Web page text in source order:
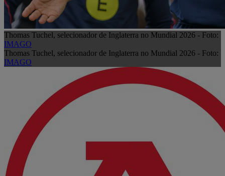
Thomas Tuchel, selecionador de Inglaterra no Mundial 2026 - Foto:
IMAGO
Thomas Tuchel, selecionador de Inglaterra no Mundial 2026 - Foto:
IMAGO